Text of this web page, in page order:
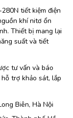
tiết kiệm điện
khí nitơ ổn
Thiết bị mang lại
suất và tiết
tư vấn và báo
trợ khảo sát, lắp
Biên, Hà Nội